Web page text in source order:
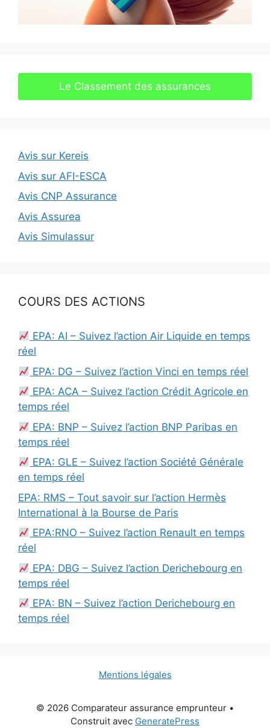
Le Classement des assurances
Avis sur Kereis
Avis sur AFI-ESCA
Avis CNP Assurance
Avis Assurea
Avis Simulassur
COURS DES ACTIONS
EPA: AI – Suivez l’action Air Liquide en temps
réel
EPA: DG – Suivez l’action Vinci en temps réel
EPA: ACA – Suivez l’action Crédit Agricole en
temps réel
EPA: BNP – Suivez l’action BNP Paribas en
temps réel
EPA: GLE – Suivez l’action Société Générale
en temps réel
EPA: RMS – Tout savoir sur l’action Hermès
International à la Bourse de Paris
EPA:RNO – Suivez l’action Renault en temps
réel
EPA: DBG – Suivez l’action Derichebourg en
temps réel
EPA: BN – Suivez l’action Derichebourg en
temps réel
Mentions légales
© 2026 Comparateur assurance emprunteur •
Construit avec GeneratePress